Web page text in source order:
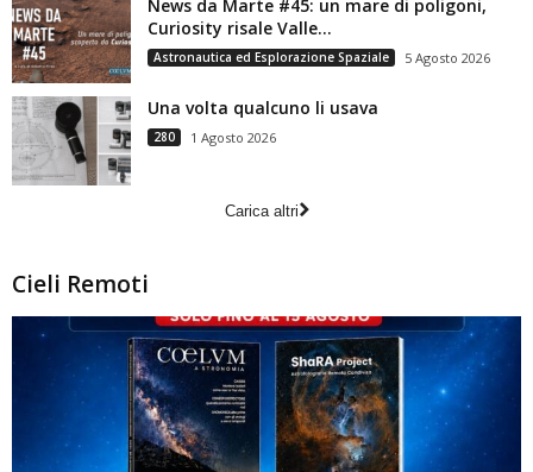
News da Marte #45: un mare di poligoni,
Curiosity risale Valle...
Astronautica ed Esplorazione Spaziale 5 Agosto 2026
Una volta qualcuno li usava
280 1 Agosto 2026
Carica altri
Cieli Remoti